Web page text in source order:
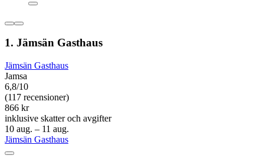
1. Jämsän Gasthaus
Jämsän Gasthaus
Jamsa
6,8/10
(117 recensioner)
866 kr
inklusive skatter och avgifter
10 aug. – 11 aug.
Jämsän Gasthaus